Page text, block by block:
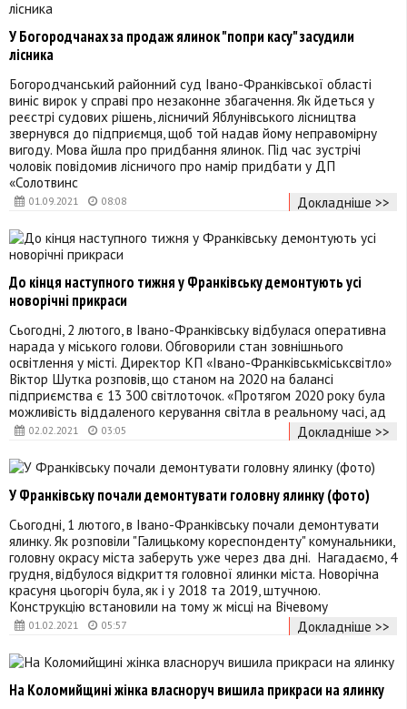
01.09.2021 08:08
У Богородчанах за продаж ялинок "попри касу" засудили
лісника
Богородчанський районний суд Івано-Франківської області
виніс вирок у справі про незаконне збагачення. Як йдеться у
реєстрі судових рішень, лісничий Яблунівського лісництва
звернувся до підприємця, щоб той надав йому неправомірну
вигоду. Мова йшла про придбання ялинок. Під час зустрічі
чоловік повідомив лісничого про намір придбати у ДП
«Солотвинс
Докладніше >>
02.02.2021 03:05
До кінця наступного тижня у Франківську демонтують усі
новорічні прикраси
Сьогодні, 2 лютого, в Івано-Франківську відбулася оперативна
нарада у міського голови. Обговорили стан зовнішнього
освітлення у місті. Директор КП «Івано-Франківськміськсвітло»
Віктор Шутка розповів, що станом на 2020 на балансі
підприємства є 13 300 світлоточок. «Протягом 2020 року була
можливість віддаленого керування світла в реальному часі, ад
Докладніше >>
01.02.2021 05:57
У Франківську почали демонтувати головну ялинку (фото)
Сьогодні, 1 лютого, в Івано-Франківську почали демонтувати
ялинку. Як розповіли "Галицькому кореспонденту" комунальники,
головну окрасу міста заберуть уже через два дні. Нагадаємо, 4
грудня, відбулося відкриття головної ялинки міста. Новорічна
красуня цьогоріч була, як і у 2018 та 2019, штучною.
Конструкцію встановили на тому ж місці на Вічевому
Докладніше >>
На Коломийщині жінка власноруч вишила прикраси на ялинку